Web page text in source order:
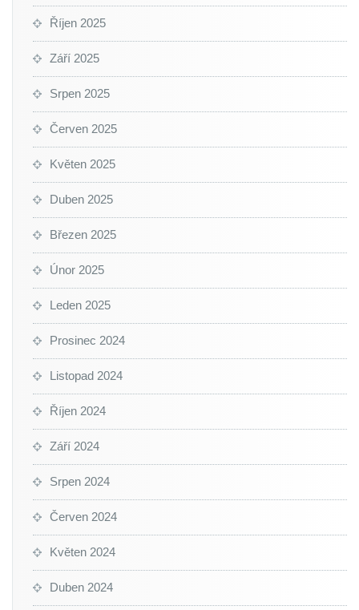
Říjen 2025
Září 2025
Srpen 2025
Červen 2025
Květen 2025
Duben 2025
Březen 2025
Únor 2025
Leden 2025
Prosinec 2024
Listopad 2024
Říjen 2024
Září 2024
Srpen 2024
Červen 2024
Květen 2024
Duben 2024